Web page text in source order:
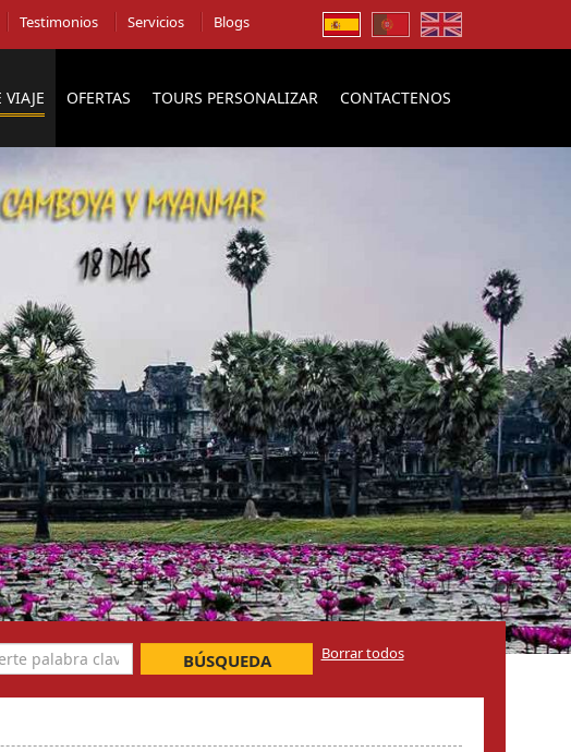
Testimonios Servicios Blogs
VIAJE OFERTAS TOURS PERSONALIZAR CONTACTENOS
BÚSQUEDA Borrar todos